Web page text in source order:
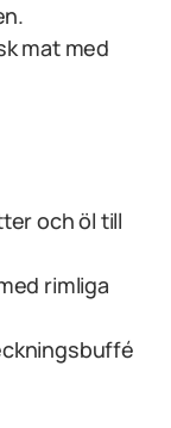
mat med
och öl till
rimliga